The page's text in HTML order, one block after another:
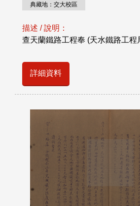
典藏地：交大校區
描述 / 說明：
查天蘭鐵路工程奉 (天水鐵路工程
詳細資料